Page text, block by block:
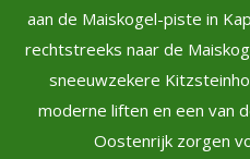
aan de Maiskogel-piste in
rechtstreeks naar de
sneeuwzekere
moderne liften en een van
Oostenrijk zorgen